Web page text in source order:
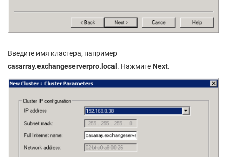
Введите имя кластера, например
casarray.exchangeserverpro. local . Нажмите Next.